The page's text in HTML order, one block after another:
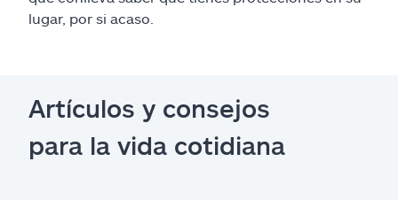
lugar, por si acaso.
Artículos y consejos
para la vida cotidiana